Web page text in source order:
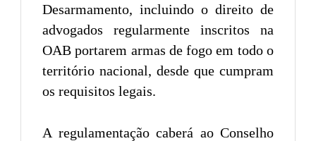
Desarmamento, incluindo o direito de
advogados regularmente inscritos na
OAB portarem armas de fogo em todo o
território nacional, desde que cumpram
os requisitos legais.
A regulamentação caberá ao Conselho